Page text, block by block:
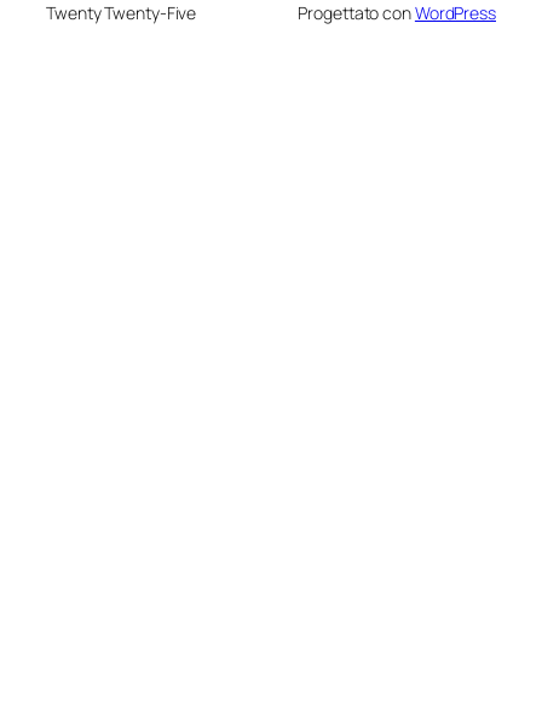
Twenty Twenty-Five Progettato conWordPress